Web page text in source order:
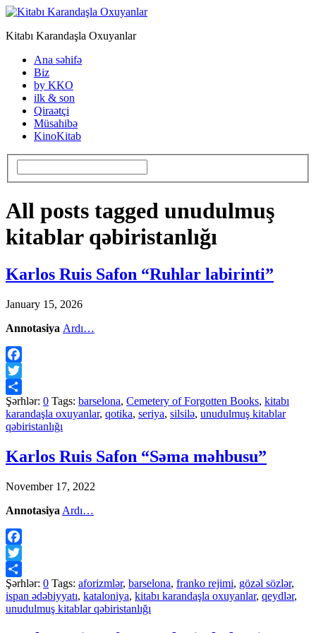
Kitabı Karandaşla Oxuyanlar
Ana səhifə
Biz
by KKO
ilk & son
Qiraətçi
Müsahibə
KinoKitab
All posts tagged unudulmuş
kitablar qəbiristanlığı
Karlos Ruis Safon “Ruhlar labirinti”
January 15, 2026
Annotasiya Ardı…
Facebook
Twitter
Share
Şərhlər: 0 Tags: barselona, Cemetery of Forgotten Books, kitabı
karandaşla oxuyanlar, qotika, seriya, silsilə, unudulmuş kitablar
qəbiristanlığı
Karlos Ruis Safon “Səma məhbusu”
November 17, 2022
Annotasiya Ardı…
Facebook
Twitter
Share
Şərhlər: 0 Tags: aforizmlər, barselona, franko rejimi, gözəl sözlər,
ispan ədəbiyyatı, kataloniya, kitabı karandaşla oxuyanlar, qeydlər,
unudulmuş kitablar qəbiristanlığı